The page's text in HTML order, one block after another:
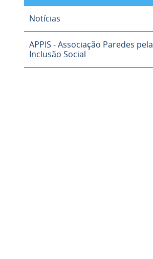
Notícias
APPIS - Associação Paredes pela
Inclusão Social